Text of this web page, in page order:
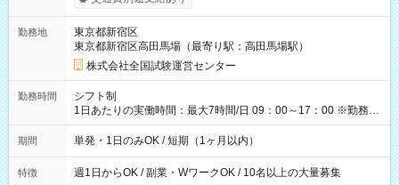
り！】 希望される場合、勤務から1週間ほどで給与の一部を受け
例】 ・河合塾模擬試験 8:30～17:30（休憩1時間） 時給1,300円
×8時間＝日収10,400円＋交通費 ※当日の役割により時給＋100
円の場合あり ・国家試験 7:00～13:30（休憩なし） 時給1,300
円（役割手当＋100円）×6時間＝日収8,400円＋交通費 【試用期
間】試用期間なし
勤務地
東京都新宿区
東京都新宿区高田馬場（最寄り駅：高田馬場駅）
株式会社全国試験運営センター
勤務時間
シフト制
1日あたりの実働時間：最大7時間/日 09：00～17：00 ※勤務時
間は 試験により異なります。
期間 単発・1日のみOK / 短期（1ヶ月以内）
特徴 週1日からOK / 副業・WワークOK / 10名以上の大量募集